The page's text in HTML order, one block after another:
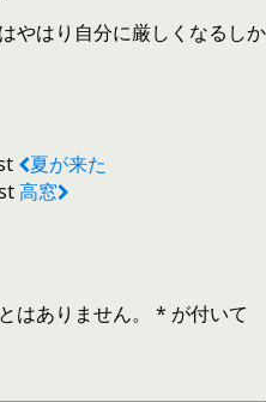
やはり自分に厳しくなるしか
夏が来た
高窓
はありません。 * が付いて